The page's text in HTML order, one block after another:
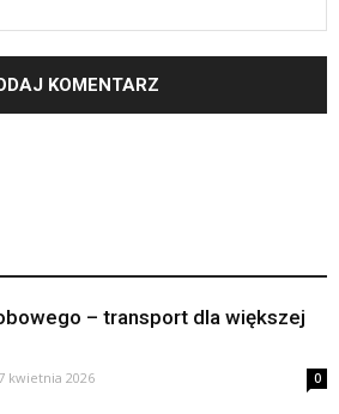
– transport dla większej
kwietnia 2026 0